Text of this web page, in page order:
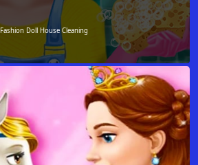
Fashion Doll House Cleaning